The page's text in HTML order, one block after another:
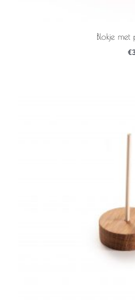
Blokje met
€